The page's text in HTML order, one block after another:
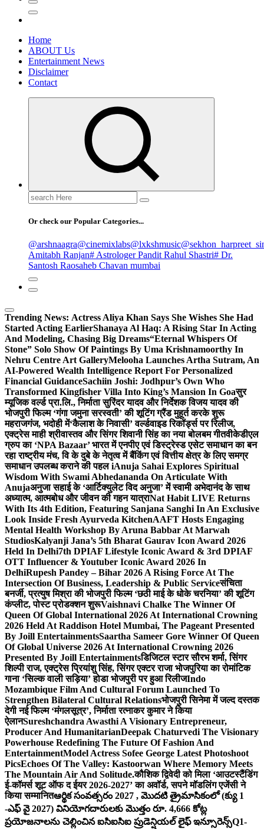
Home
ABOUT Us
Entertainment News
Disclaimer
Contact
Search
for:
Or check our Popular Categories...
@arshnaagra@cinemixlabs@lxkshmusic
Amitabh Ranjan# Astrologer Pandit Rahul Shastri# Dr.
Santosh Raosaheb Chavan mumbai
Trending News: Actress Aliya Khan Says She Wishes She Had
Started Acting EarlierShanaya Al Haq: A Rising Star In Acting
And Modeling, Chasing Big Dreams“Eternal Whispers Of
Stone” Solo Show Of Paintings By Uma Krishnamoorthy In
Nehru Centre Art GalleryMelooha Launches Artha Sutram, An
AI-Powered Wealth Intelligence Report For Personalized
Financial GuidanceSachiin Joshi: Jodhpur’s Own Who
Transformed Kingfisher Villa Into King’s Mansion In Goaसुर
म्यूजिक वर्ल्ड प्रा.लि., निर्माता सुरिंदर यादव और निर्देशक विजय यादव की
भोजपुरी फिल्म ‘गंगा जमुना सरस्वती’ की शूटिंग ग्रैंड मुहूर्त करके शुरू
महराजगंज, भदोही में‘कैलाश के निवासी’ वर्ल्डवाइड रिकॉर्ड्स पर रिलीज,
एक्ट्रेस माही श्रीवास्तव और सिंगर शिवानी सिंह का नया बोलबम गीतवीकेडीएल
ग्रुप का ‘NPA Bazaar’ भारत में एनपीए एवं डिस्ट्रेस्ड एसेट समाधान का बन
रहा राष्ट्रीय मंच, वि के दुबे के नेतृत्व में बैंकिंग एवं वित्तीय क्षेत्र के लिए समग्र
समाधान उपलब्ध कराने की पहल iAnuja Sahai Explores Spiritual
Wisdom With Swami Abhedananda On Articulate With
Anujaअनुजा सहाई के ‘आर्टिक्युलेट विद अनुजा’ में स्वामी अभेदानंद के साथ
अध्यात्म, आत्मबोध और जीवन की गहन यात्राNat Habit LIVE Returns
With Its 4th Edition, Featuring Sanjana Sanghi In An Exclusive
Look Inside Fresh Ayurveda KitchenAAFT Hosts Engaging
Mental Health Workshop By Aruna Babbar At Marwah
StudiosKalyanji Jana’s 5th Bharat Gaurav Icon Award 2026
Held In Delhi7th DPIAF Lifestyle Iconic Award & 3rd DPIAF
OTT Influencer & Youtuber Iconic Award 2026 In
DelhiRupesh Pandey – Bihar 2026 A Rising Force At The
Intersection Of Business, Leadership & Public Serviceसंचिता
बनर्जी, प्रत्युष मिश्रा की भोजपुरी फिल्म ‘छठी माई के धोके चरनिया’ की शूटिंग
कंप्लीट, पोस्ट प्रोडक्शन शुरूVaishnavi Chalke The Winner Of
Queen Of Global International 2026 At International Crowning
2026 Held At Raddison Hotel Mumbai, The Pageant Presented
By Joill EntertainmentsSaartha Sameer Gore Winner Of Queen
Of Global Universe 2026 At International Crowning 2026
Presented By Joill Entertainmentsडिजिटल स्टार सौरभ शर्मा, सिंगर
शिल्पी राज, एक्ट्रेस प्रियांशु सिंह, सिंगर एक्टर राजा भोजपुरिया का रोमांटिक
गाना ‘सिल्क वाली सड़िया’ होडा भोजपुरी पर हुआ रिलीजIndo
Mozambique Film And Cultural Forum Launched To
Strengthen Bilateral Cultural Relationsभोजपुरी सिनेमा में जल्द दस्तक
देगी नई फिल्म ‘मंगलसूत्र’, निर्माता रत्नाकर कुमार ने किया
ऐलानSureshchandra Awasthi A Visionary Entrepreneur,
Producer And HumanitarianDeepak Chaturvedi The Visionary
Powerhouse Redefining The Future Of Fashion And
EntertainmentModel Actress Sofee George Latest Photoshoot
PicsEchoes Of The Valley: Kastoorwan Where Memory Meets
The Mountain Air And Solitude.कौशिक द्विवेदी को मिला ‘आउटस्टैंडिंग
ई-कॉमर्स शूट ऑफ द ईयर 2026-2027’ का अवॉर्ड, सपने मॉडलिंग एजेंसी ने
किया सम्मानितఆర్థిక సంవత్సరం 2027 , మొదటి త్రైమాసికంలో (క్యు 1
-ఎఫ్ వై 2027) వినియోగదారులకు మొత్తం రూ. 4,666 కోట్ల
ప్రయోజనాలను చెల్లించిన ఐసిఐసిఐ ప్రుడెన్షియల్ లైఫ్ ఇన్సూరెన్స్Q1-